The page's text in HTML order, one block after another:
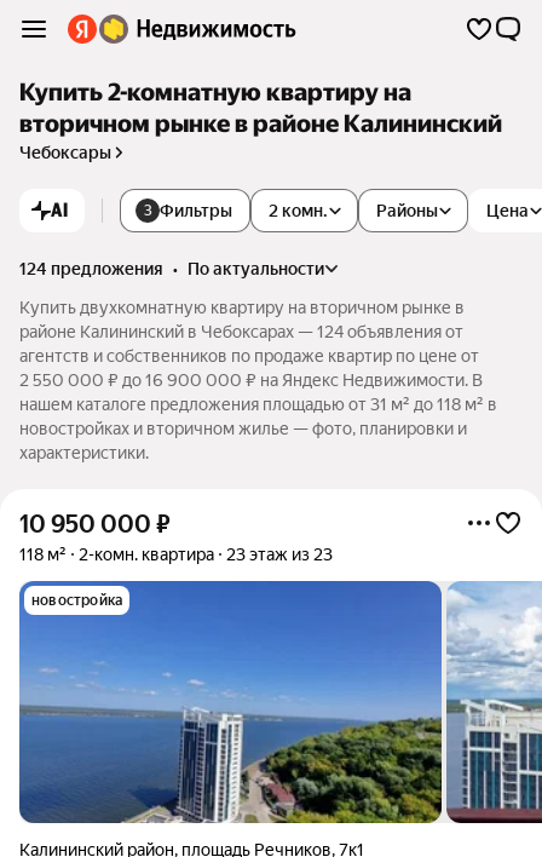
Купить 2-комнатную квартиру на
вторичном рынке в районе Калининский
Чебоксары
AI 3 Фильтры 2 комн. Цена
Районы
124 предложения •
по актуальности
Купить двухкомнатную квартиру на вторичном рынке в
районе Калининский в Чебоксарах — 124 объявления от
агентств и собственников по продаже квартир по цене от
2 550 000 ₽ до 16 900 000 ₽ на Яндекс Недвижимости. В
нашем каталоге предложения площадью от 31 м² до 118 м² в
новостройках и вторичном жилье — фото, планировки и
характеристики.
10 950 000 ₽
118 м² 2-комн. квартира 23 этаж из 23
новостройка
Калининский район, площадь Речников,7к1